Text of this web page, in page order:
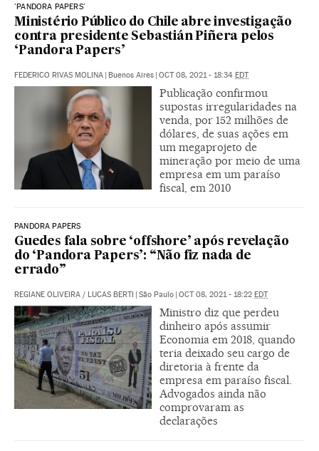
'PANDORA PAPERS'
Ministério Público do Chile abre investigação
contra presidente Sebastián Piñera pelos
‘Pandora Papers’
FEDERICO RIVAS MOLINA | Buenos Aires | OCT 08, 2021 - 18:34 EDT
Publicação confirmou
supostas irregularidades na
venda, por 152 milhões de
dólares, de suas ações em
um megaprojeto de
mineração por meio de uma
empresa em um paraíso
fiscal, em 2010
PANDORA PAPERS
Guedes fala sobre ‘offshore’ após revelação
do ‘Pandora Papers’: “Não fiz nada de
errado”
REGIANE OLIVEIRA / LUCAS BERTI | São Paulo | OCT 08, 2021 - 18:22 EDT
Ministro diz que perdeu
dinheiro após assumir
Economia em 2018, quando
teria deixado seu cargo de
diretoria à frente da
empresa em paraíso fiscal.
Advogados ainda não
comprovaram as
declarações